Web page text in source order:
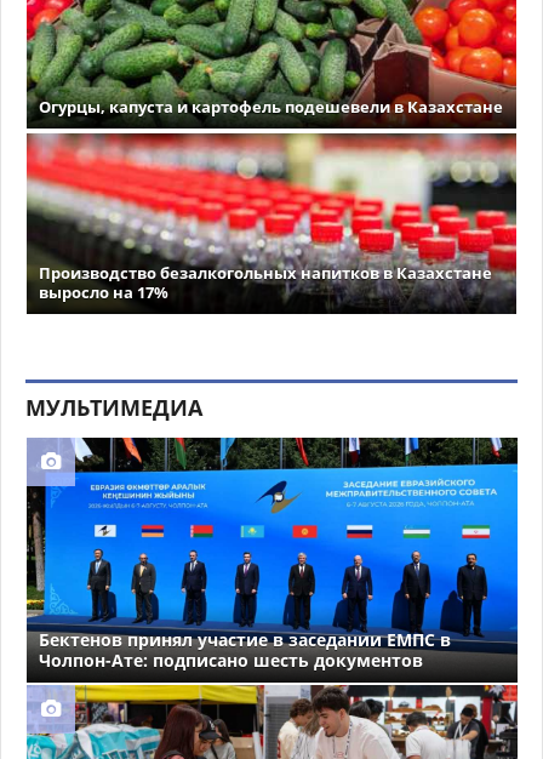
Огурцы, капуста и картофель подешевели в Казахстане
Производство безалкогольных напитков в Казахстане
выросло на 17%
МУЛЬТИМЕДИА
Бектенов принял участие в заседании ЕМПС в
Чолпон-Ате: подписано шесть документов